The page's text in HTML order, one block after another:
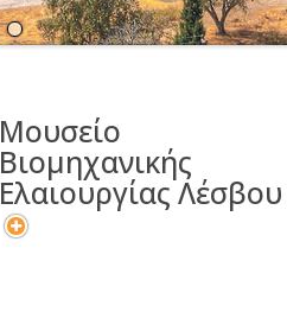
Μουσείο
Βιομηχανικής
Ελαιουργίας Λέσβου